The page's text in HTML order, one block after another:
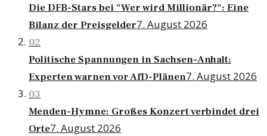
Die DFB-Stars bei "Wer wird Millionär?": Eine
Bilanz der Preisgelder7. August 2026
02
Politische Spannungen in Sachsen-Anhalt:
Experten warnen vor AfD-Plänen7. August 2026
03
Menden-Hymne: Großes Konzert verbindet drei
Orte7. August 2026